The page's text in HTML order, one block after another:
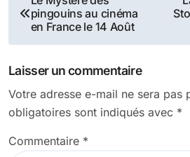
de
l’article
pingouins au cinéma
en France le 14 Août
Laisser un commentaire
Votre adresse e-mail ne sera pas
obligatoires sont indiqués avec *
Commentaire *